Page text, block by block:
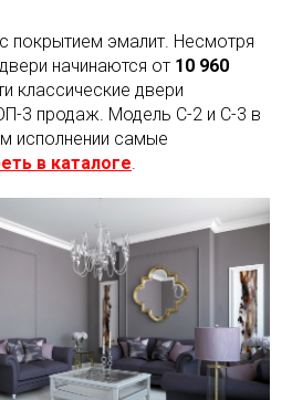
c покрытием эмалит. Несмотря
начинаются от 10 960
классические двери
3 продаж. Модель С-2 и С-3 в
исполнении самые
в каталоге